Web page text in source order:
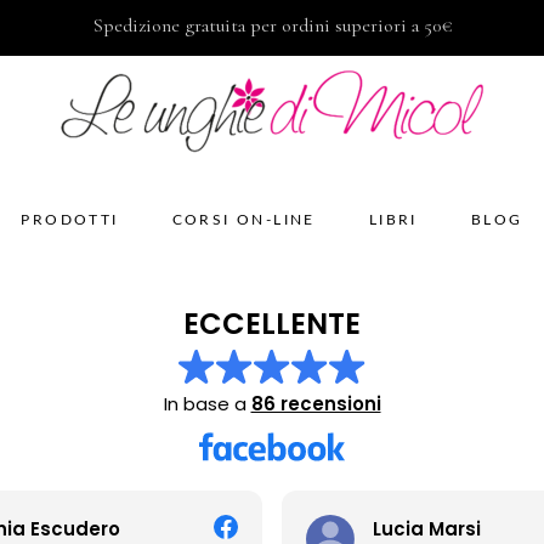
Spedizione gratuita per ordini superiori a 50€
PRODOTTI CORSI ON-LINE LIBRI BLOG
ECCELLENTE
In base a 86 recensioni
Lucia Marsi